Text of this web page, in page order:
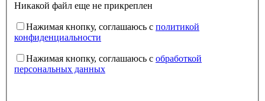
Никакой файл еще не прикреплен
Нажимая кнопку, соглашаюсь с политикой
конфиденциальности
Нажимая кнопку, соглашаюсь с обработкой
персональных данных